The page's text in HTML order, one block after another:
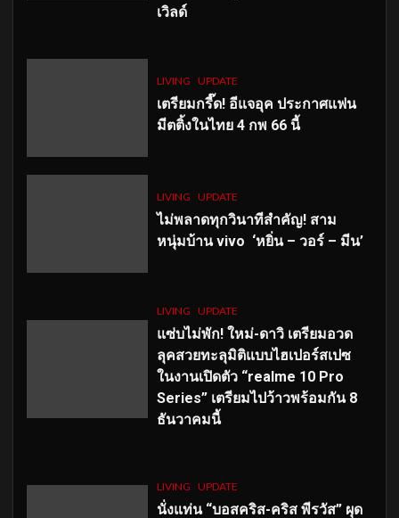
เวิลด์
LIVING UPDATE
เตรียมกรี๊ด! อีแจอุค ประกาศแฟน
มีตติ้งในไทย 4 กพ 66 นี้
LIVING UPDATE
ไม่พลาดทุกวินาทีสำคัญ! สาม
หนุ่มบ้าน vivo ‘หยิ่น – วอร์ – มีน’
LIVING UPDATE
แซ่บไม่พัก! ใหม่-ดาวิ เตรียมอวด
ลุคสวยทะลุมิติแบบไฮเปอร์สเปซ
ในงานเปิดตัว “realme 10 Pro
Series” เตรียมไปว้าวพร้อมกัน 8
ธันวาคมนี้
LIVING UPDATE
นั่งแท่น “บอสคริส-คริส พีรวัส” ผุด